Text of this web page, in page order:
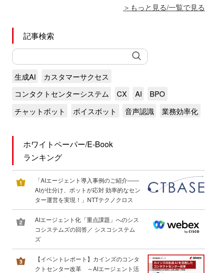
もっと見る/一覧で見る
記事検索
生成AI
カスタマーサクセス
コンタクトセンターシステム
CX AI
BPO
チャットボット
ボイスボット 音声認識 業務効率化
ホワイトペーパー/E-Book
ランキング
「AIエージェント導入事例のご紹介――
AIが仕分け、ボットが応対 効率的なセン
ター運営を実現！」NTTテクノクロス
AIエージェント化「重点課題」へのシス
コシステムズの回答／ シスコシステム
ズ
【イベントレポート】カインズのコンタ
クトセンター改革 ～AIエージェント活